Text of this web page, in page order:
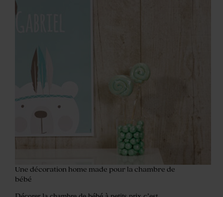
Une décoration home made pour la chambre de
bébé